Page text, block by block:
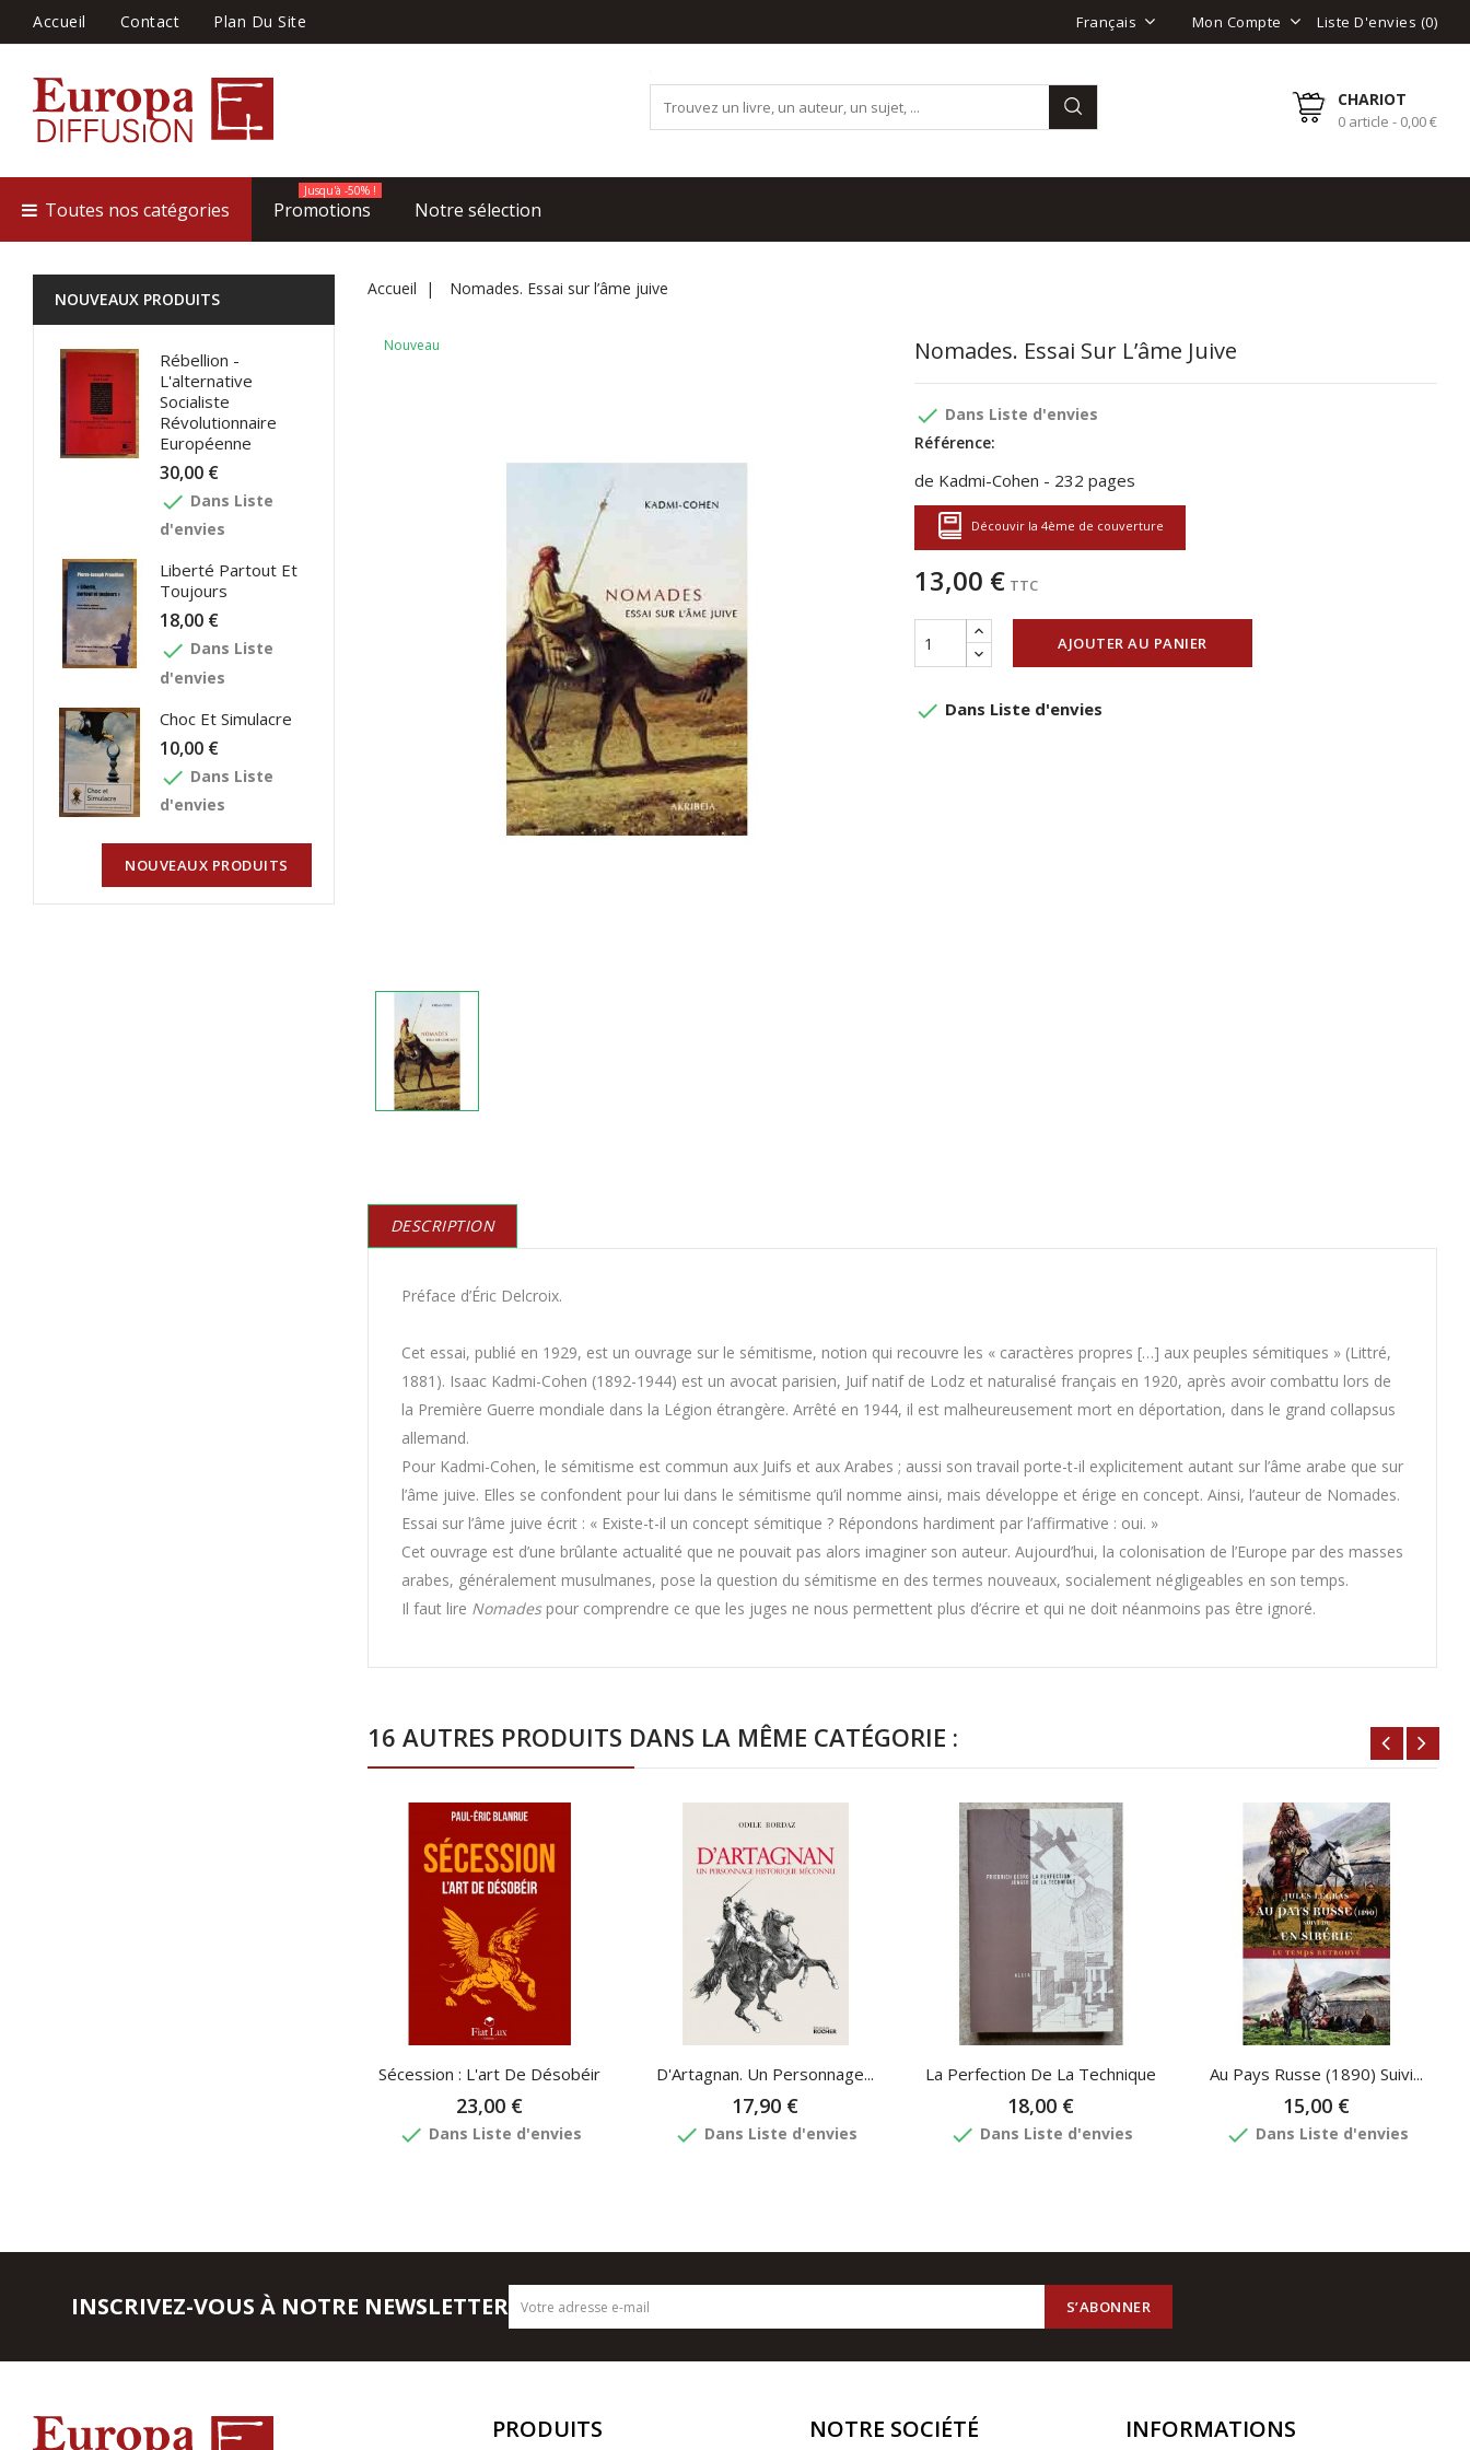
Accueil Contact Plan Du Site Français Mon Compte Liste D'envies (0)
CHARIOT
0 article - 0,00 €
Toutes nos catégories Promotions
Jusqu'à -50% !
Notre sélection
NOUVEAUX PRODUITS
Rébellion -
L'alternative
Socialiste
Révolutionnaire
Européenne
30,00 €
done Dans Liste
d'envies
Liberté Partout Et
Toujours
18,00 €
done Dans Liste
d'envies
Choc Et Simulacre
10,00 €
done Dans Liste
d'envies
NOUVEAUX PRODUITS
Accueil Nomades. Essai sur l’âme juive
Nouveau Nomades. Essai Sur L’âme Juive
done Dans Liste d'envies
Référence:
de Kadmi-Cohen - 232 pages
Découvir la 4ème de couverture
13,00 € TTC
AJOUTER AU PANIER
done Dans Liste d'envies
DESCRIPTION
Préface d’Éric Delcroix.
Cet essai, publié en 1929, est un ouvrage sur le sémitisme, notion qui recouvre les « caractères propres […] aux peuples sémitiques » (Littré,
1881). Isaac Kadmi-Cohen (1892-1944) est un avocat parisien, Juif natif de Lodz et naturalisé français en 1920, après avoir combattu lors de
la Première Guerre mondiale dans la Légion étrangère. Arrêté en 1944, il est malheureusement mort en déportation, dans le grand collapsus
allemand.
Pour Kadmi-Cohen, le sémitisme est commun aux Juifs et aux Arabes ; aussi son travail porte-t-il explicitement autant sur l’âme arabe que sur
l’âme juive. Elles se confondent pour lui dans le sémitisme qu’il nomme ainsi, mais développe et érige en concept. Ainsi, l’auteur de Nomades.
Essai sur l’âme juive écrit : « Existe-t-il un concept sémitique ? Répondons hardiment par l’affirmative : oui. »
Cet ouvrage est d’une brûlante actualité que ne pouvait pas alors imaginer son auteur. Aujourd’hui, la colonisation de l’Europe par des masses
arabes, généralement musulmanes, pose la question du sémitisme en des termes nouveaux, socialement négligeables en son temps.
Il faut lire Nomadespour comprendre ce que les juges ne nous permettent plus d’écrire et qui ne doit néanmoins pas être ignoré.
16 AUTRES PRODUITS DANS LA MÊME CATÉGORIE :
Sécession : L'art De Désobéir
23,00 €
done Dans Liste d'envies
D'Artagnan. Un Personnage...
17,90 €
done Dans Liste d'envies
La Perfection De La Technique
18,00 €
done Dans Liste d'envies
Au Pays Russe (1890) Suivi...
15,00 €
done Dans Liste d'envies
INSCRIVEZ-VOUS À NOTRE NEWSLETTER
PRODUITS NOTRE SOCIÉTÉ INFORMATIONS